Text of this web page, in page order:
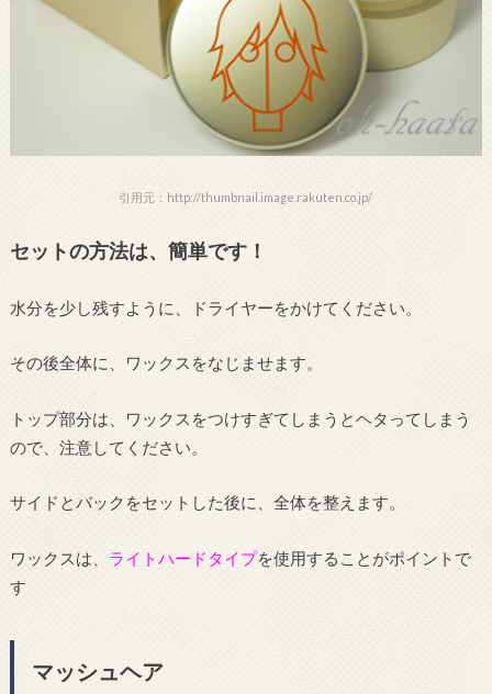
引用元：http://thumbnail.image.rakuten.co.jp/
セットの方法は、簡単です！
水分を少し残すように、ドライヤーをかけてください。
その後全体に、ワックスをなじませます。
トップ部分は、ワックスをつけすぎてしまうとヘタってしまう
ので、注意してください。
サイドとバックをセットした後に、全体を整えます。
ワックスは、 ライトハードタイプを使用することがポイントで
す
マッシュヘア